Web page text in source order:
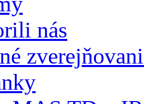
nás